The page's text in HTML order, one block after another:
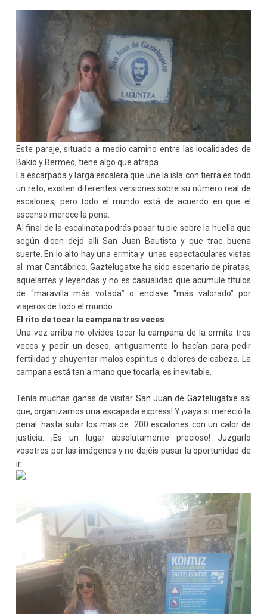
Este paraje, situado a medio camino entre las localidades de
Bakio y Bermeo, tiene algo que atrapa.
La escarpada y larga escalera que une la isla con tierra es todo
un reto, existen diferentes versiones sobre su número real de
escalones, pero todo el mundo está de acuerdo en que el
ascenso merece la pena.
Al final de la escalinata podrás posar tu pie sobre la huella que
según dicen dejó allí San Juan Bautista y que trae buena
suerte. En lo alto hay una ermita y unas espectaculares vistas
al mar Cantábrico. Gaztelugatxe ha sido escenario de piratas,
aquelarres y leyendas y no es casualidad que acumule títulos
de “maravilla más votada” o enclave “más valorado” por
viajeros de todo el mundo.
El rito de tocar la campana tres veces
Una vez arriba no olvides tocar la campana de la ermita tres
veces y pedir un deseo, antiguamente lo hacían para pedir
fertilidad y ahuyentar malos espíritus o dolores de cabeza. La
campana está tan a mano que tocarla, es inevitable.
Tenía muchas ganas de visitar San Juan de Gaztelugatxe así
que, organizamos una escapada express! Y ¡vaya si mereció la
pena!. hasta subir los mas de 200 escalones con un calor de
justicia. ¡Es un lugar absolutamente precioso! Juzgarlo
vosotros por las imágenes y no dejéis pasar la oportunidad de
ir.